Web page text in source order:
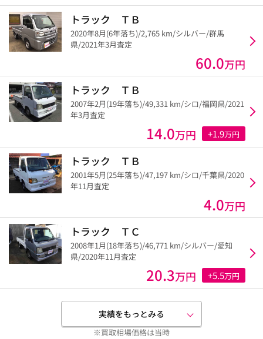
トラック ＴＢ
2020年8月(6年落ち)/2,765 km/シルバー/群馬
県/2021年3月査定
60.0万円
トラック ＴＢ
2007年2月(19年落ち)/49,331 km/シロ/福岡県/2021
年3月査定
14.0万円 +1.9万円
トラック ＴＢ
2001年5月(25年落ち)/47,197 km/シロ/千葉県/2020
年11月査定
4.0万円
トラック ＴＣ
2008年1月(18年落ち)/46,771 km/シルバー/愛知
県/2020年11月査定
20.3万円 +5.5万円
実績をもっとみる
※買取相場価格は当時